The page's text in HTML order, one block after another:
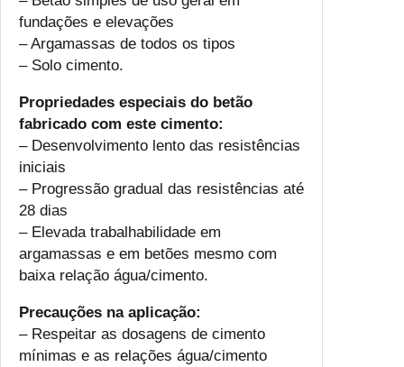
fundações e elevações
– Argamassas de todos os tipos
– Solo cimento.
Propriedades especiais do betão
fabricado com este cimento:
– Desenvolvimento lento das resistências
iniciais
– Progressão gradual das resistências até
28 dias
– Elevada trabalhabilidade em
argamassas e em betões mesmo com
baixa relação água/cimento.
Precauções na aplicação:
– Respeitar as dosagens de cimento
mínimas e as relações água/cimento